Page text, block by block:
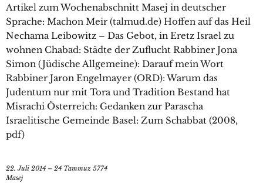
Artikel zum Wochenabschnitt Masej in deutscher
Sprache: Machon Meir (talmud.de) Hoffen auf das Heil
Nechama Leibowitz – Das Gebot, in Eretz Israel zu
wohnen Chabad: Städte der Zuflucht Rabbiner Jona
Simon (Jüdische Allgemeine): Darauf mein Wort
Rabbiner Jaron Engelmayer (ORD): Warum das
Judentum nur mit Tora und Tradition Bestand hat
Misrachi Österreich: Gedanken zur Parascha
Israelitische Gemeinde Basel: Zum Schabbat (2008,
pdf)
22. Juli 2014 – 24 Tammuz 5774
Masej